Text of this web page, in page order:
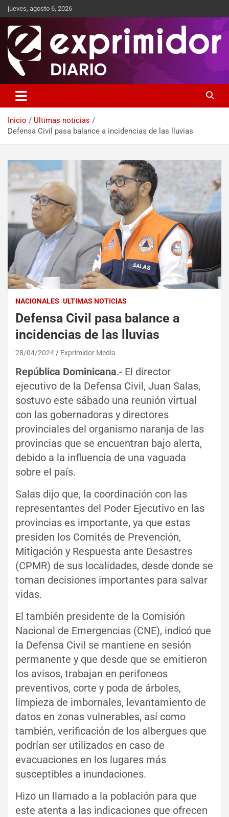
jueves, agosto 6, 2026
Exprimidor media
Inicio
Ultimas noticias
Defensa Civil pasa balance a incidencias de las lluvias
NACIONALES ULTIMAS NOTICIAS
Defensa Civil pasa balance a
incidencias de las lluvias
28/04/2024 Exprimidor Media
República Dominicana.- El director
ejecutivo de la Defensa Civil, Juan Salas,
sostuvo este sábado una reunión virtual
con las gobernadoras y directores
provinciales del organismo naranja de las
provincias que se encuentran bajo alerta,
debido a la influencia de una vaguada
sobre el país.
Salas dijo que, la coordinación con las
representantes del Poder Ejecutivo en las
provincias es importante, ya que estas
presiden los Comités de Prevención,
Mitigación y Respuesta ante Desastres
(CPMR) de sus localidades, desde donde se
toman decisiones importantes para salvar
vidas.
El también presidente de la Comisión
Nacional de Emergencias (CNE), indicó que
la Defensa Civil se mantiene en sesión
permanente y que desde que se emitieron
los avisos, trabajan en perifoneos
preventivos, corte y poda de árboles,
limpieza de imbornales, levantamiento de
datos en zonas vulnerables, así como
también, verificación de los albergues que
podrían ser utilizados en caso de
evacuaciones en los lugares más
susceptibles a inundaciones.
Hizo un llamado a la población para que
este atenta a las indicaciones que ofrecen